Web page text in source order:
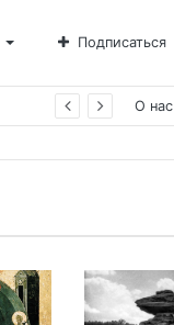
Подписаться
О нас